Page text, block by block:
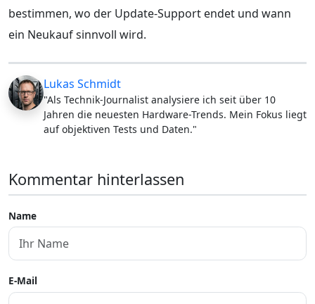
bestimmen, wo der Update-Support endet und wann
ein Neukauf sinnvoll wird.
Lukas Schmidt
"Als Technik-Journalist analysiere ich seit über 10
Jahren die neuesten Hardware-Trends. Mein Fokus liegt
auf objektiven Tests und Daten."
Kommentar hinterlassen
Name
E-Mail